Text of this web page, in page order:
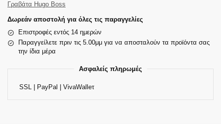
Γραβάτα Hugo Boss
Δωρεάν αποστολή για όλες τις παραγγελίες
Επιστροφές εντός 14 ημερών
Παραγγείλετε πριν τις 5.00μμ για να αποσταλούν τα προϊόντα σας
την ίδια μέρα
Ασφαλείς πληρωμές
SSL | PayPal | VivaWalleτ